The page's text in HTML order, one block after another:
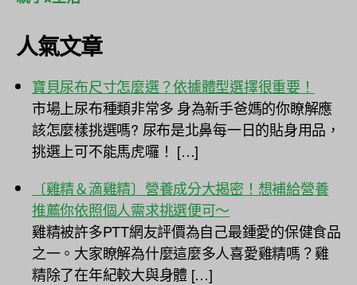
人氣文章
寶貝尿布尺寸怎麼選？依據體型選擇很重要！
市場上尿布種類非常多 身為新手爸媽的你瞭解應
該怎麼樣挑選嗎? 尿布是北鼻每一日的貼身用品，
挑選上可不能馬虎囉！ […]
〔雞精＆滴雞精〕營養成分大揭密！想補給營養
推薦你依照個人需求挑選便可～
雞精被許多PTT網友評價為自己最鍾愛的保健食品
之一。大家瞭解為什麼這麼多人喜愛雞精嗎？雞
精除了在年紀較大與身體 […]